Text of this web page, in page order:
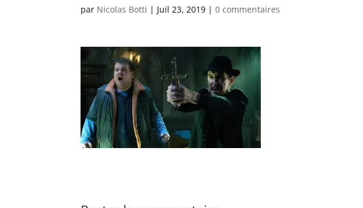
par Nicolas Botti | Juil 23, 2019 |0 commentaires